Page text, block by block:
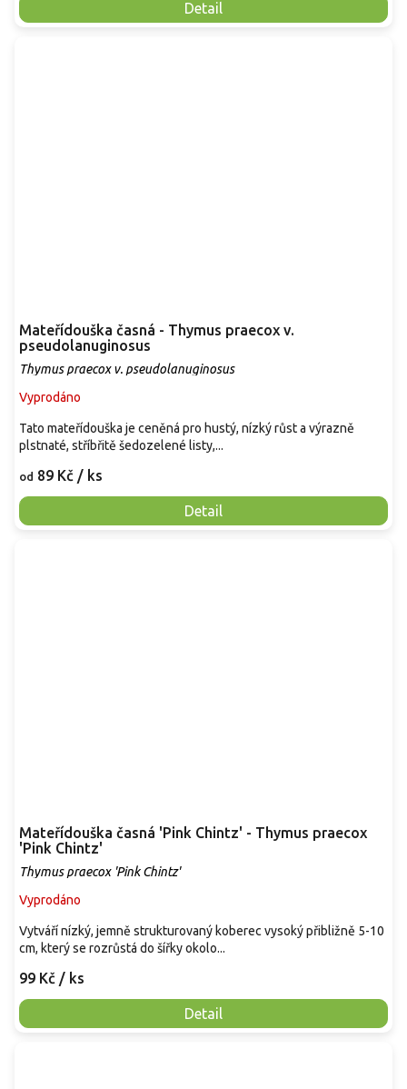
Detail
Mateřídouška časná - Thymus praecox v.
pseudolanuginosus
Thymus praecox v. pseudolanuginosus
Vyprodáno
od 89 Kč / ks
Detail
Tato mateřídouška je ceněná pro hustý, nízký růst a výrazně
plstnaté, stříbřitě šedozelené listy,...
Mateřídouška časná 'Pink Chintz' - Thymus praecox
'Pink Chintz'
Thymus praecox 'Pink Chintz'
Vyprodáno
99 Kč / ks
Detail
Vytváří nízký, jemně strukturovaný koberec vysoký přibližně 5-10
cm, který se rozrůstá do šířky okolo...